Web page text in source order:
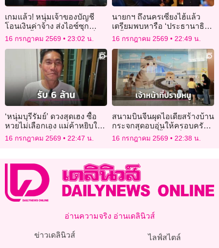
เกมแล้ว! หนุ่มเจ้าของบัญชี
โอนเงินค่าจ้าง ส่งไอซ์ซุก
กระปุกน้ำมะขามเปียกไปญี่ปุ่น
16 กรกฎาคม 2569 23:02 น.
นายกฯ ถึงนครเซี่ยงไฮ้แล้ว
เตรียมพบหารือ ‘ประธานาธิบดี
สี จิ้นผิง’
16 กรกฎาคม 2569 22:49 น.
‘หนุ่มบุรีรัมย์’ ดวงสุดเฮง ซื้อ
หวยไม่เลือกเอง แม่ค้าหยิบใส่
มือให้ กลายเป็นรางวัลใหญ่รับ
16 กรกฎาคม 2569 22:47 น.
สนามบินจีนผุดไอเดียสร้างบ้าน
กระจกสุดอบอุ่นให้ครอบครัว
แมวจร พร้อมตั้งให้เป็น
‘สำนักงานปราบหนู’
16 กรกฎาคม 2569 22:38 น.
อ่านความจริง อ่านเดลินิวส์
ข่าวเดลินิวส์
ไลฟ์สไตล์